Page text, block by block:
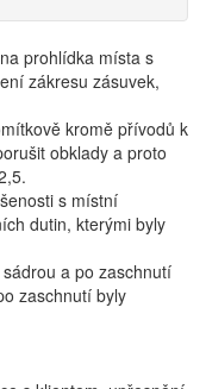
prohlídka místa s
zákresu zásuvek,
kromě přívodů k
obklady a proto
s místní
dutin, kterými byly
a po zaschnutí
zaschnutí byly